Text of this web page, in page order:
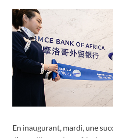
En inaugurant, mardi, une